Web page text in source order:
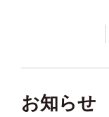
お知らせ